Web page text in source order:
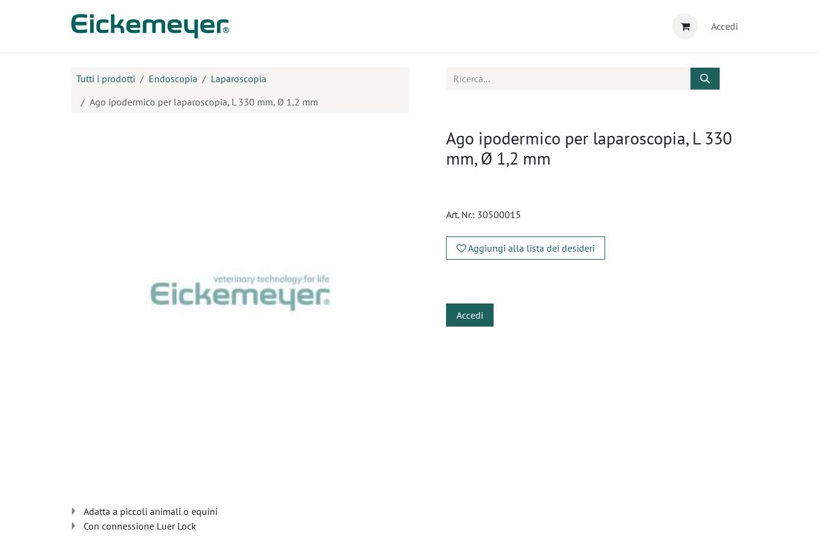
Accedi
Tutti i prodotti Endoscopia
Laparoscopia
Ago ipodermico per laparoscopia, L 330 mm, Ø 1,2 mm
Ago ipodermico per laparoscopia, L 330
mm, Ø 1,2 mm
Art. Nr.: 30500015
Aggiungi alla lista dei desideri
Accedi
Adatta a piccoli animali o equini
Con connessione Luer Lock